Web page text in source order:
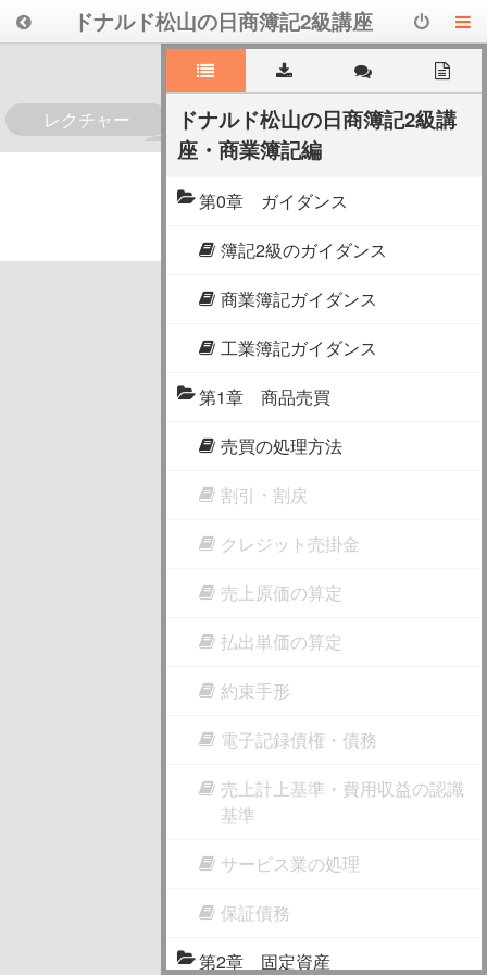
ドナルド松山の日商簿記2級講座
レクチャー
0
ドナルド松山の日商簿記2級講
座・商業簿記編
第0章 ガイダンス
簿記2級のガイダンス
商業簿記ガイダンス
工業簿記ガイダンス
第1章 商品売買
売買の処理方法
割引・割戻
クレジット売掛金
売上原価の算定
払出単価の算定
約束手形
電子記録債権・債務
売上計上基準・費用収益の認識
基準
サービス業の処理
保証債務
第2章 固定資産